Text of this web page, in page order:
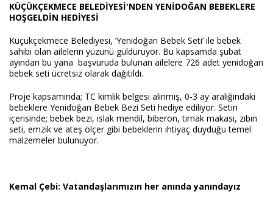
KÜÇÜKÇEKMECE BELEDİYESİ'NDEN YENİDOĞAN BEBEKLERE
HOŞGELDİN HEDİYESİ
Küçükçekmece Belediyesi, ‘Yenidoğan Bebek Seti’ ile bebek
sahibi olan ailelerin yüzünü güldürüyor. Bu kapsamda şubat
ayından bu yana başvuruda bulunan ailelere 726 adet yenidoğan
bebek seti ücretsiz olarak dağıtıldı.
Proje kapsamında; TC kimlik belgesi alınmış, 0-3 ay aralığındaki
bebeklere Yenidoğan Bebek Bezi Seti hediye ediliyor. Setin
içerisinde; bebek bezi, ıslak mendil, biberon, tırnak makası, zıbın
seti, emzik ve ateş ölçer gibi bebeklerin ihtiyaç duyduğu temel
malzemeler bulunuyor.
Kemal Çebi: Vatandaşlarımızın her anında yanındayız